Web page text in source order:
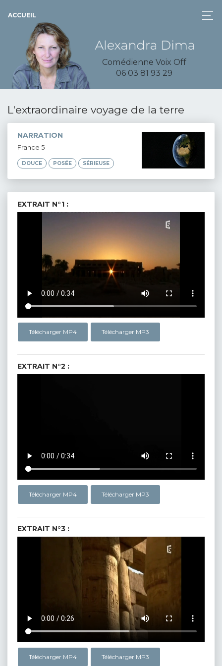
ACCUEIL
Comédienne Voix Off
06 03 81 93 29
L'extraordinaire voyage de la terre
NARRATION
France 5
DOUCE POSÉE SÉRIEUSE
EXTRAIT N°1 :
Télécharger MP4 Télécharger MP3
EXTRAIT N°2 :
Télécharger MP4 Télécharger MP3
EXTRAIT N°3 :
Télécharger MP4 Télécharger MP3